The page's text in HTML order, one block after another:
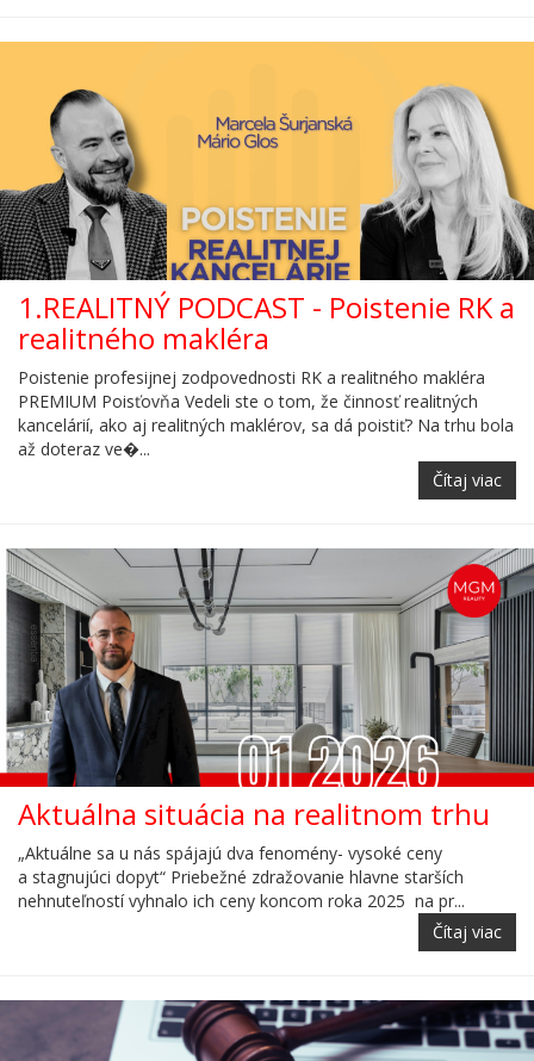
1.REALITNÝ PODCAST - Poistenie RK a
realitného makléra
Poistenie profesijnej zodpovednosti RK a realitného makléra
PREMIUM Poisťovňa Vedeli ste o tom, že činnosť realitných
kancelárií, ako aj realitných maklérov, sa dá poistiť? Na trhu bola
až doteraz ve�...
Čítaj viac
Aktuálna situácia na realitnom trhu
„Aktuálne sa u nás spájajú dva fenomény- vysoké ceny
a stagnujúci dopyt“ Priebežné zdražovanie hlavne starších
nehnuteľností vyhnalo ich ceny koncom roka 2025 na pr...
Čítaj viac